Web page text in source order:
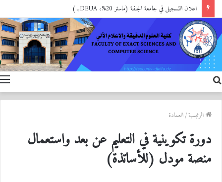
اعلان التسجيل في جامعة الجلفة (ماستر 20%، DEUA,..)
عن
الرئيسية/العمادة
دورة تكوينية في التعليم عن بعد واستعمال
منصة مودل (للأساتذة)